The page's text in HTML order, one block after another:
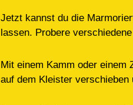
Jetzt kannst du die
lassen. Probere
Mit einem Kamm oder einem
auf dem Kleister verschieben